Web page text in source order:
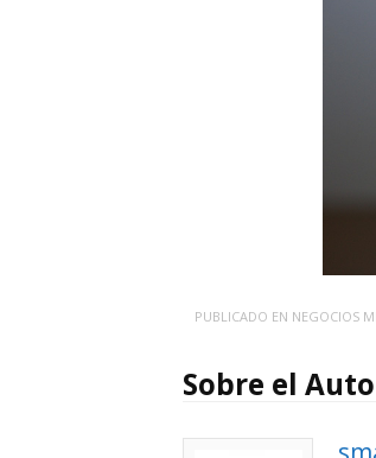
PUBLICADO EN NEGOCIOS
Sobre el